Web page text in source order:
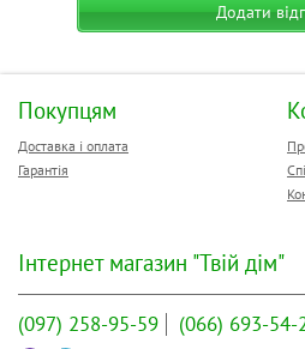
Додати
Покупцям
Доставка і оплата
Гарантія
Інтернет магазин "Твій дім"
(097) 258-95-59 (066) 693-54-